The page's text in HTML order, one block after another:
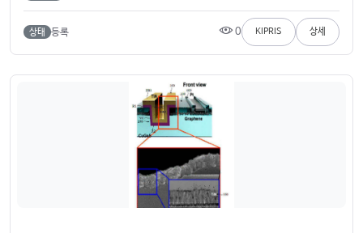
상태 등록 0 KIPRIS 상세